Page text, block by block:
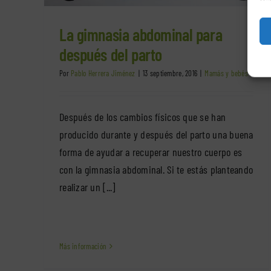
La gimnasia abdominal para
después del parto
Por Pablo Herrera Jiménez 13 septiembre, 2016 Mamás y bebés
Después de los cambios físicos que se han
producido durante y después del parto una buena
forma de ayudar a recuperar nuestro cuerpo es
con la gimnasia abdominal. Si te estás planteando
realizar un [...]
Más información